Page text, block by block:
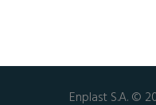
Enplast S.A. ©